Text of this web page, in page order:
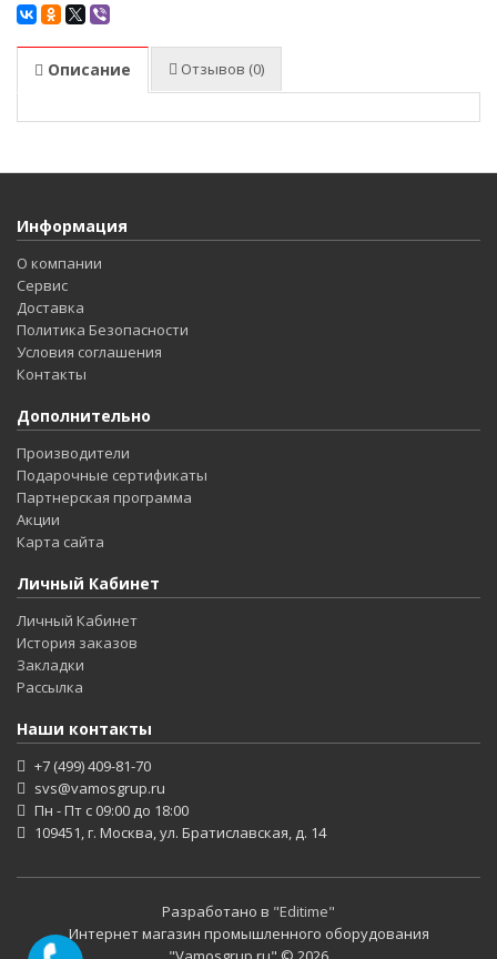
Описание Отзывов (0)
Информация
О компании
Сервис
Доставка
Политика Безопасности
Условия соглашения
Контакты
Дополнительно
Производители
Подарочные сертификаты
Партнерская программа
Акции
Карта сайта
Личный Кабинет
Личный Кабинет
История заказов
Закладки
Рассылка
Наши контакты
+7 (499) 409-81-70
svs@vamosgrup.ru
Пн - Пт с 09:00 до 18:00
109451, г. Москва, ул. Братиславская, д. 14
Разработано в "Editime"
Интернет магазин промышленного оборудования